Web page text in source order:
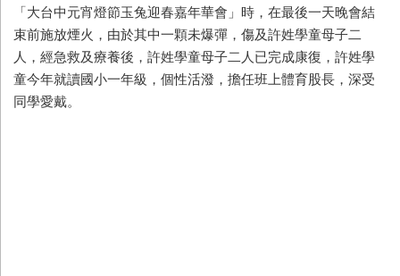
「大台中元宵燈節玉兔迎春嘉年華會」時，在最後一天晚會結
束前施放煙火，由於其中一顆未爆彈，傷及許姓學童母子二
人，經急救及療養後，許姓學童母子二人已完成康復，許姓學
童今年就讀國小一年級，個性活潑，擔任班上體育股長，深受
同學愛戴。